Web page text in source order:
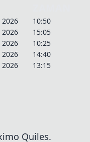
10:50
15:05
10:25
14:40
13:15
Quiles.